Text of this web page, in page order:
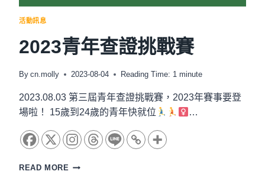
活動訊息
2023青年查證挑戰賽
By cn.molly 2023-08-04 Reading Time: 1minute
2023.08.03 第三屆青年查證挑戰賽，2023年賽事要登
場啦！ 15歲到24歲的青年快就位
…
READ MORE 2023